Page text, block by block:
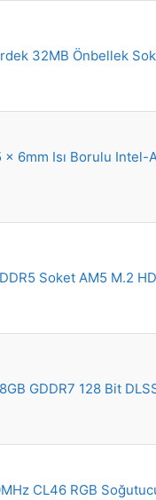
32MB Önbellek
6mm Isı Borulu
Soket AM5 M.2
GDDR7 128 Bit
CL46 RGB